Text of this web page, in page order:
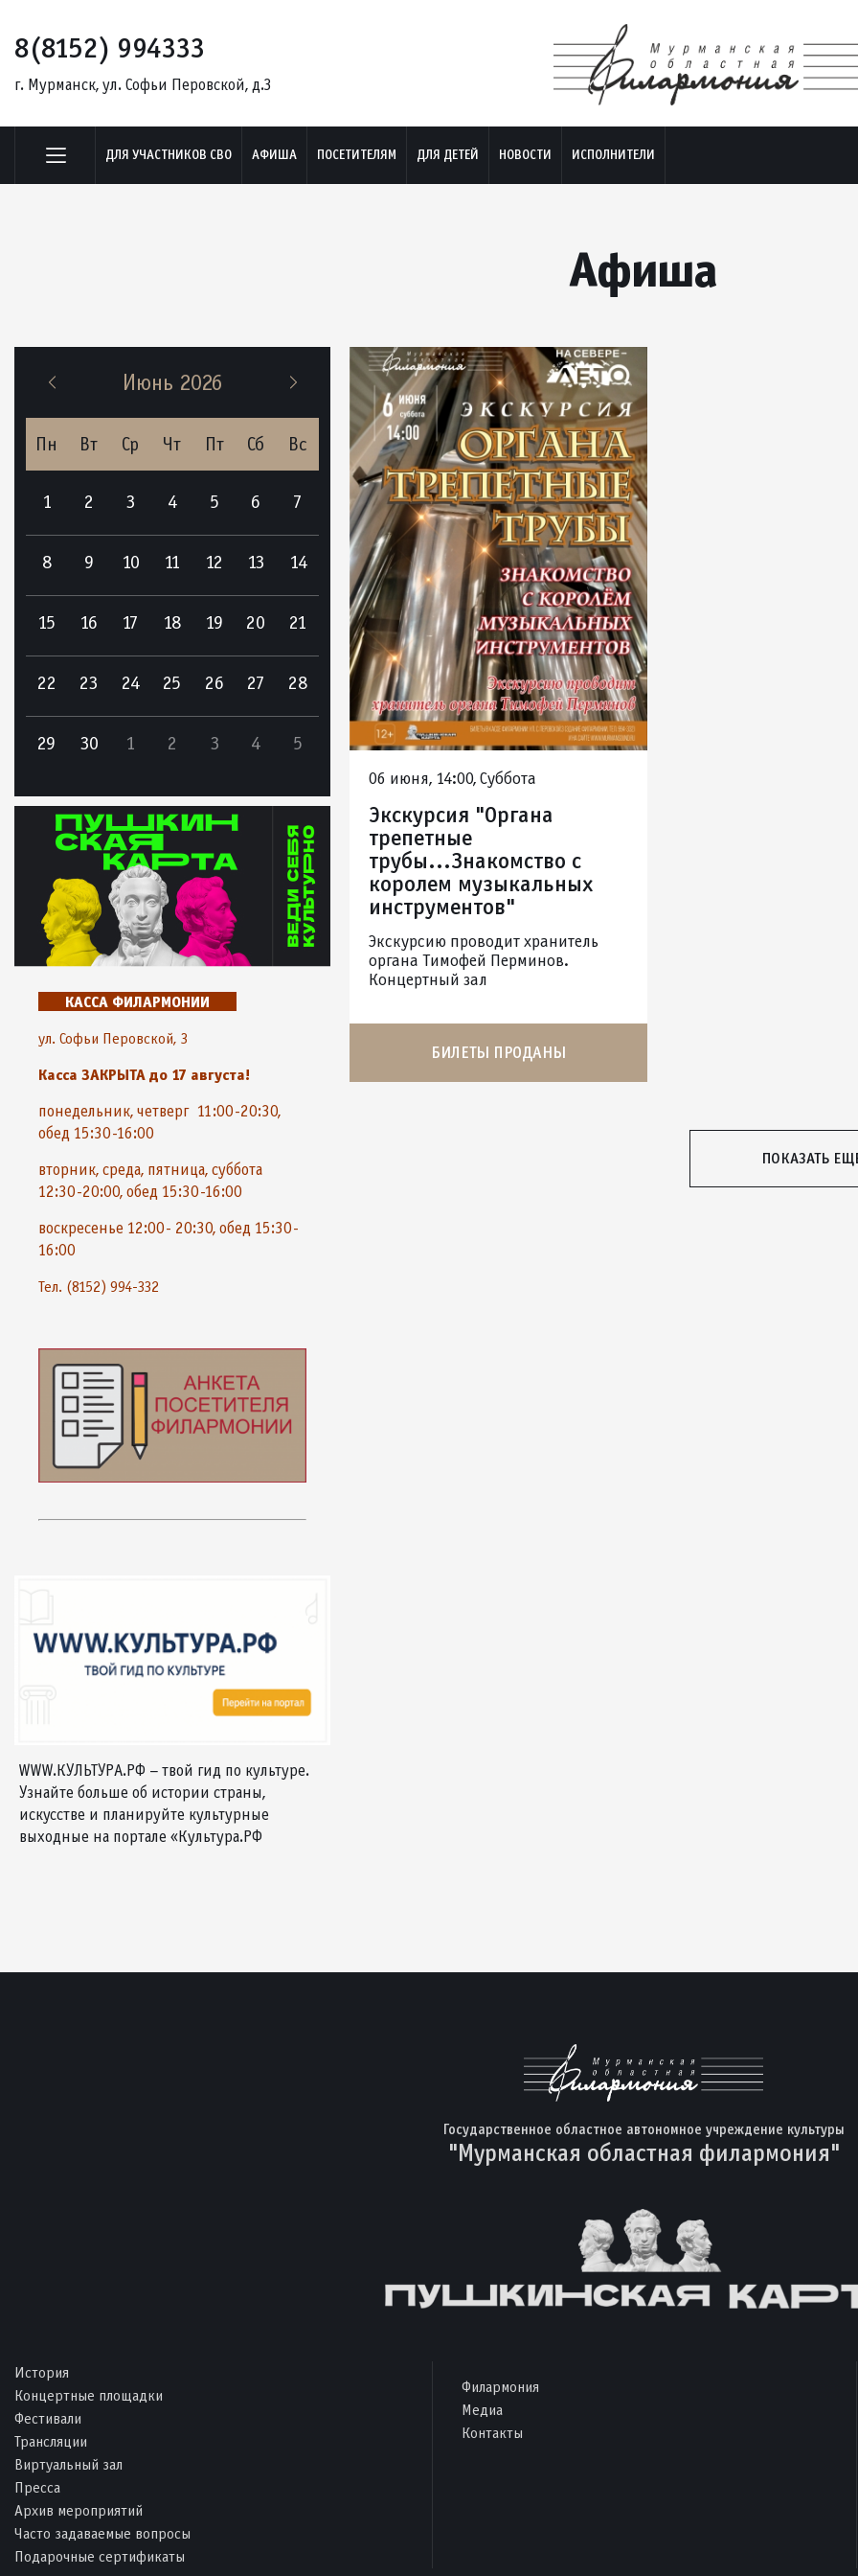
8(8152) 994333
г. Мурманск, ул. Софьи Перовской, д.3
ДЛЯ УЧАСТНИКОВ СВО АФИША ПОСЕТИТЕЛЯМ ДЛЯ ДЕТЕЙ НОВОСТИ ИСПОЛНИТЕЛИ
Афиша
Июнь 2026
Пн Вт Ср Чт Пт Сб Вс
1 2 3 4 5 6 7
8 9 10 11 12 13 14
15 16 17 18 19 20 21
22 23 24 25 26 27 28
29 30 1 2 3 4 5
КАССА ФИЛАРМОНИИ
ул. Софьи Перовской, 3
Касса ЗАКРЫТА до 17 августа!
понедельник, четверг 11:00-20:30,
обед 15:30-16:00
вторник, среда, пятница, суббота
12:30-20:00, обед 15:30-16:00
воскресенье 12:00- 20:30, обед 15:30-
16:00
Тел. (8152) 994-332
WWW.КУЛЬТУРА.РФ – твой гид по культуре.
Узнайте больше об истории страны,
искусстве и планируйте культурные
выходные на портале «Культура.РФ
06 июня, 14:00, Суббота
Экскурсия "Органа
трепетные
трубы...Знакомство с
королем музыкальных
инструментов"
Экскурсию проводит хранитель
органа Тимофей Перминов.
Концертный зал
БИЛЕТЫ ПРОДАНЫ
ПОКАЗАТЬ
Государственное областное автономное учреждение культуры
"Мурманская областная филармония"
История
Концертные площадки
Фестивали
Трансляции
Виртуальный зал
Пресса
Архив мероприятий
Часто задаваемые вопросы
Подарочные сертификаты
Филармония
Медиа
Контакты